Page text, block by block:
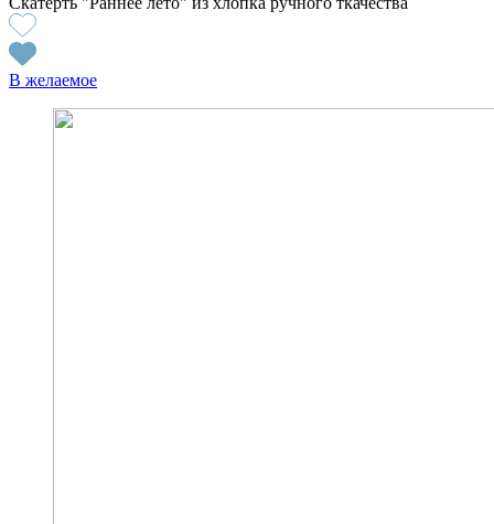
В желаемое